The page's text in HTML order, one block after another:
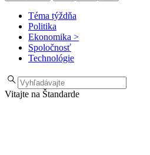
Téma týždňa
Politika
Ekonomika >
Spoločnosť
Technológie
Vitajte na Štandarde